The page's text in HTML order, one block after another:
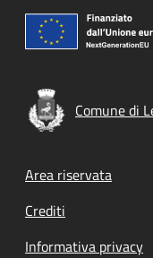
Comune di
Footer
Area riservata
Crediti
Informativa privacy